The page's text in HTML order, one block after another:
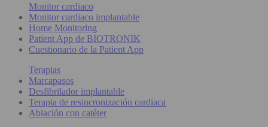
Monitor cardiaco
Monitor cardiaco implantable
Home Monitoring
Patient App de BIOTRONIK
Cuestionario de la Patient App
Terapias
Marcapasos
Desfibrilador implantable
Terapia de resincronización cardiaca
Ablación con catéter